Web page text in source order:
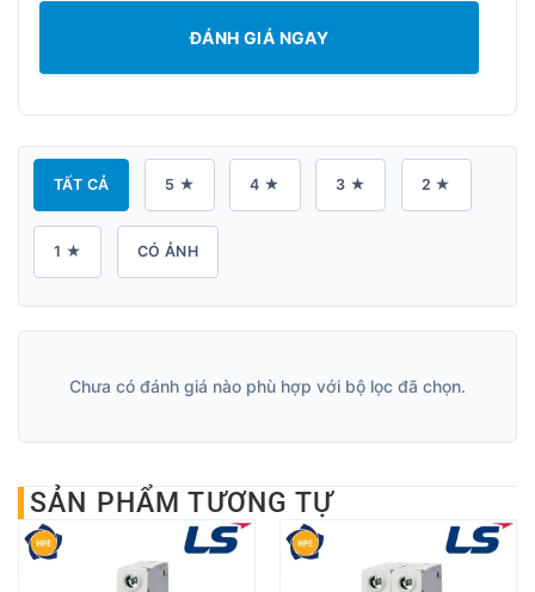
ĐÁNH GIÁ NGAY
TẤT CẢ 5 ★ 4 ★ 3 ★ 2 ★
1 ★ CÓ ẢNH
Chưa có đánh giá nào phù hợp với bộ lọc đã chọn.
SẢN PHẨM TƯƠNG TỰ